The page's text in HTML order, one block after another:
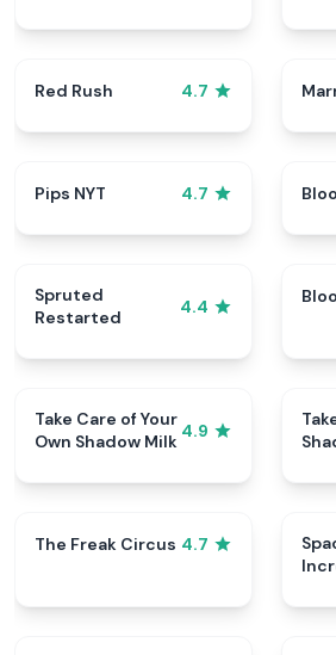
Red Rush 4.7
Pips NYT 4.7
Spruted
Restarted
4.4
Take Care of Your
Own Shadow Milk 4.9
The Freak Circus 4.7